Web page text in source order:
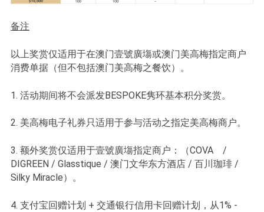
备注
以上奖赏仅适用于在澳门壹號廣塲或澳门美高梅指定商户
消费单据（但不包括澳门美高梅之餐饮）。
1. 活动期间将不会派发BESPOKE隽环基本积分奖赏。
2. 美高梅电子礼券只适用于参与活动之指定美高梅商户。
3. 额外奖赏仅适用于壹號廣塲指定商户：（COVA /
DIGREEN / Glasstique / 澳门文华东方酒店 / 百川珈琲 /
Silky Miracle）。
4. 支付宝回赠计划 + 交通银行信用卡回赠计划，从1% -